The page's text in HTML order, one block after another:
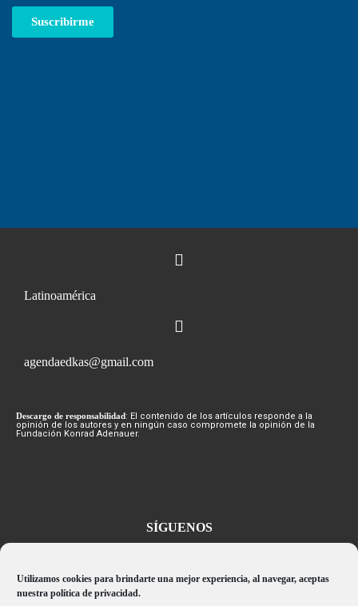
Utilizamos cookies para brindarte una mejor experiencia, al navegar, aceptas
nuestra política de privacidad.
Suscribirme
Latinoamérica
agendaedkas@gmail.com
Descargo de responsabilidad: El contenido de los artículos responde a la
opinión de los autores y en ningún caso compromete la opinión de la
Fundación Konrad Adenauer.
SÍGUENOS